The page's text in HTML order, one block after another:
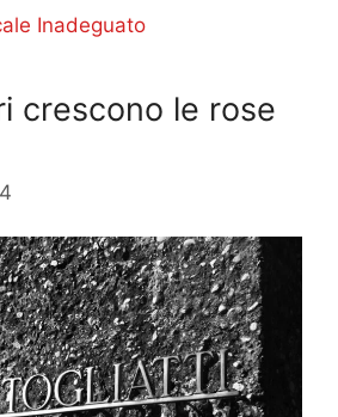
Inadeguato
crescono le rose